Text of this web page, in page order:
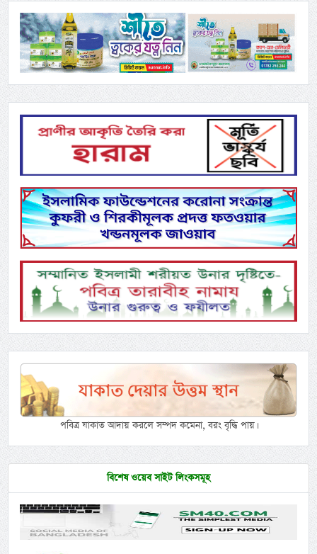
পবিত্র যাকাত আদায় করলে সম্পদ কমেনা, বরং বৃদ্ধি পায়।
বিশেষ ওয়েব সাইট লিংকসমূহ